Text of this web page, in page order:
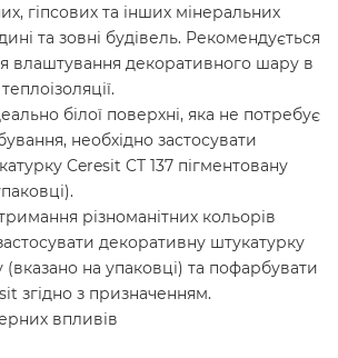
гіпсових та інших мінеральних
та зовні будівель. Рекомендується
влаштування декоративного шару в
білої поверхні, яка не потребує
необхідно застосувати
Ceresit CT 137 пігментовану
різноманітних кольорів
декоративну штукатурку
(вказано на упаковці) та пофарбувати
згідно з призначенням.
впливів